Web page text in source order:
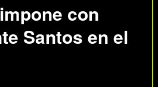
con
Santos en el